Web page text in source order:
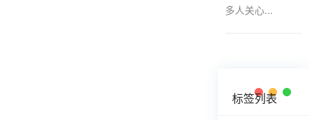
多人关心...
标签列表